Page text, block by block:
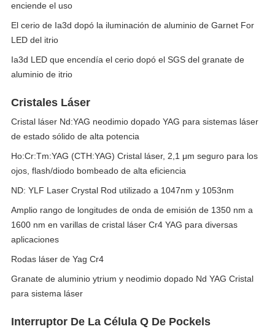
enciende el uso
El cerio de Ia3d dopó la iluminación de aluminio de Garnet For
LED del itrio
Ia3d LED que encendía el cerio dopó el SGS del granate de
aluminio de itrio
Cristales Láser
Cristal láser Nd:YAG neodimio dopado YAG para sistemas láser
de estado sólido de alta potencia
Ho:Cr:Tm:YAG (CTH:YAG) Cristal láser, 2,1 μm seguro para los
ojos, flash/diodo bombeado de alta eficiencia
ND: YLF Laser Crystal Rod utilizado a 1047nm y 1053nm
Amplio rango de longitudes de onda de emisión de 1350 nm a
1600 nm en varillas de cristal láser Cr4 YAG para diversas
aplicaciones
Rodas láser de Yag Cr4
Granate de aluminio ytrium y neodimio dopado Nd YAG Cristal
para sistema láser
Interruptor De La Célula Q De Pockels